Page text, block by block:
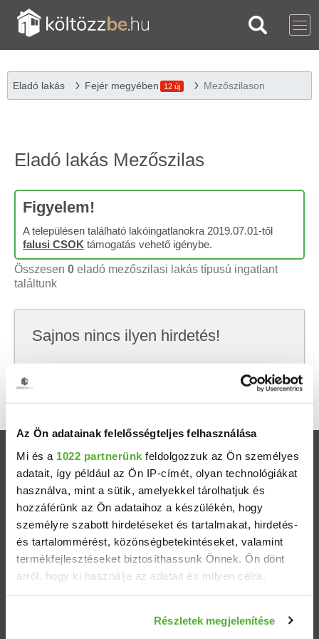
Az Ön adatainak felelősségteljes felhasználása
Mi és a 1022 partnerünk feldolgozzuk az Ön személyes
adatait, így például az Ön IP-címét, olyan technológiákat
használva, mint a sütik, amelyekkel tárolhatjuk és
hozzáférünk az Ön adataihoz a készülékén, hogy
személyre szabott hirdetéseket és tartalmakat, hirdetés-
és tartalommérést, közönségbetekintéseket, valamint
termékfejlesztéseket biztosíthassunk Önnek. Ön dönt
arról, hogy ki használja az adatait és milyen célra.
Információgyűjtés az Ön földrajzi elhelyezkedéséről
Részletek megjelenítése
Eladó lakás Fejér megyében 12 új Mezőszilason
Eladó lakás Mezőszilas
Figyelem!
A településen található lakóingatlanokra 2019.07.01-től
falusi CSOK támogatás vehető igénybe.
Összesen 0 eladó mezőszilasi lakás típusú ingatlant
találtunk
Sajnos nincs ilyen hirdetés!
keresni, hátha akkor megtalálod, amit keresel.
Ingatlanok
Eladó házak
Eladó lakások
Települések